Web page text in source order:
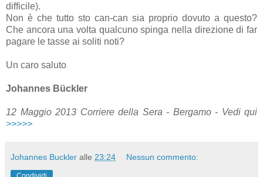
difficile).
Non è che tutto sto can-can sia proprio dovuto a questo?
Che ancora una volta qualcuno spinga nella direzione di far
pagare le tasse ai soliti noti?
Un caro saluto
Johannes Bückler
12 Maggio 2013 Corriere della Sera - Bergamo - Vedi qui
>>>>>
Johannes Buckler alle 23:24 Nessun commento: